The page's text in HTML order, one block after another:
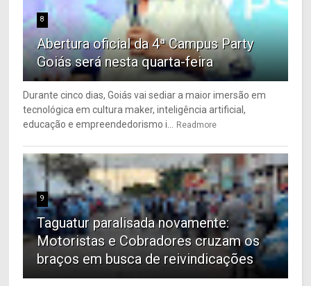
8
Abertura oficial da 4ª Campus Party
Goiás será nesta quarta-feira
Durante cinco dias, Goiás vai sediar a maior imersão em
tecnológica em cultura maker, inteligência artificial,
educação e empreendedorismo i... Readmore
9
Taguatur paralisada novamente:
Motoristas e Cobradores cruzam os
braços em busca de reivindicações